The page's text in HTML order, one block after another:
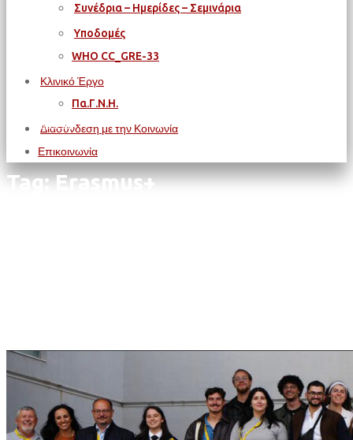
Συνέδρια – Ημερίδες – Σεμινάρια
Υποδομές
WΗΟ CC_GRE-33
Κλινικό Έργο
Πα.Γ.Ν.Η.
Διασύνδεση με την Κοινωνία
Επικοινωνία
Αρχική
Tag: Erasmus+